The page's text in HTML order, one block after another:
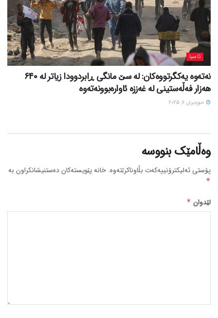
ئاسیا
نەتەوە یەکگرتووەکان: لە سێ مانگی ڕابردوودا زیاتر لە 640
هەزار فەڵەستینی لە غەززە ئاوارەبوونەتەوە
حوزه‌یران 6, 2025
وەڵامێک بنووسە
پۆستی ئەلیکترۆنییەکەت بڵاوناکرێتەوە. خانە پێویستەکان دەستنیشانکراون بە
*
لێدوان *